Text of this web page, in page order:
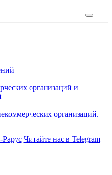
организаций и
организаций.
Читайте нас в Telegram